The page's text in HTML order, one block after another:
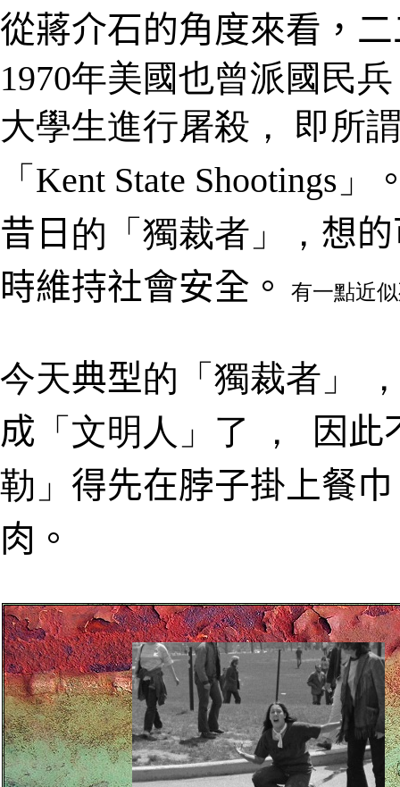
從蔣介石的角度來看，
1970年美國也曾派國民兵
大學生進行屠殺 ，
即所
「 Kent State Shootings 」
昔日 的 「 獨裁者 」 ， 想的
時維持社會安全 。 有一點近
今天典型的 「 獨裁者 」
成 「 文明人 」了 ，
因此
勒」 得先在脖子掛上餐巾
肉。